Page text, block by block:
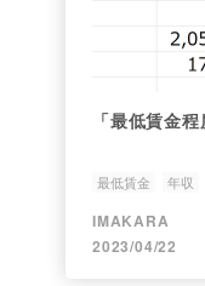
「最低賃金
最低賃金 年収
IMAKARA
2023/04/22